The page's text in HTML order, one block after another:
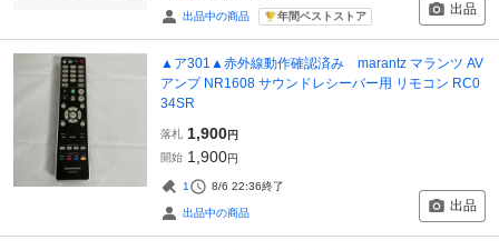
出品中の商品 年間ベストストア 出品
▲ア301▲赤外線動作確認済み marantz マランツ AV
アンプ NR1608 サウンドレシーバー用 リモコン RC0
34SR
落札 1,900円
開始 1,900円
1 8/6 22:36終了
出品中の商品 出品